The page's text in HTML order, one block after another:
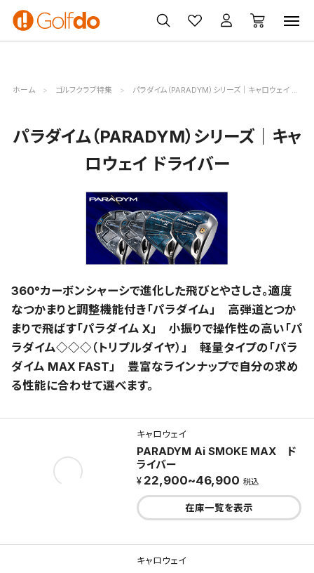
ゴルフ
クラブ
ゴルフ用品
買取
無料査定
クーポン
一覧
ホーム ゴルフクラブ特集 パラダイム（PARADYM）シリーズ｜キャロウェイ ドライバー
パラダイム（PARADYM）シリーズ｜キャ
ロウェイ ドライバー
360°カーボンシャーシで進化した飛びとやさしさ。適度
なつかまりと調整機能付き「パラダイム」 高弾道とつか
まりで飛ばす「パラダイム X」 小振りで操作性の高い「パ
ラダイム◇◇◇（トリプルダイヤ）」 軽量タイプの「パラ
ダイム MAX FAST」 豊富なラインナップで自分の求め
る性能に合わせて選べます。
キャロウェイ
PARADYM Ai SMOKE MAX ド
ライバー
22,900~46,900 税込
在庫一覧を表示
キャロウェイ